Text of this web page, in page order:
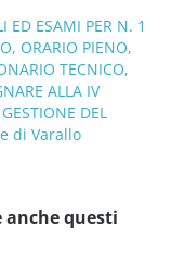
ED ESAMI PER N. 1
ORARIO PIENO,
TECNICO,
ALLA IV
DEL
di Varallo
anche questi